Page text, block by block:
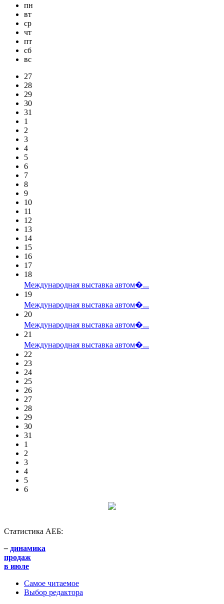
пн
вт
ср
чт
пт
сб
вс
27
28
29
30
31
1
2
3
4
5
6
7
8
9
10
11
12
13
14
15
16
17
18
Международная выставка автом�...
19
Международная выставка автом�...
20
Международная выставка автом�...
21
Международная выставка автом�...
22
23
24
25
26
27
28
29
30
31
1
2
3
4
5
6
Статистика АЕБ:
– динамика
продаж
в июле
Самое читаемое
Выбор редактора